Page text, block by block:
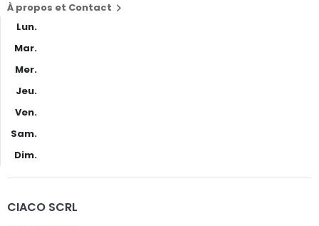
À propos et Contact 
Lun.
Mar.
Mer.
Jeu.
Ven.
Sam.
Dim.
CIACO SCRL